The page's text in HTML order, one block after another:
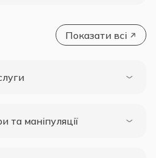
Показати всі
та маніпуляції